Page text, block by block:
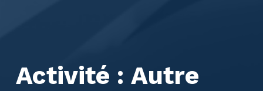
Activité : Autre